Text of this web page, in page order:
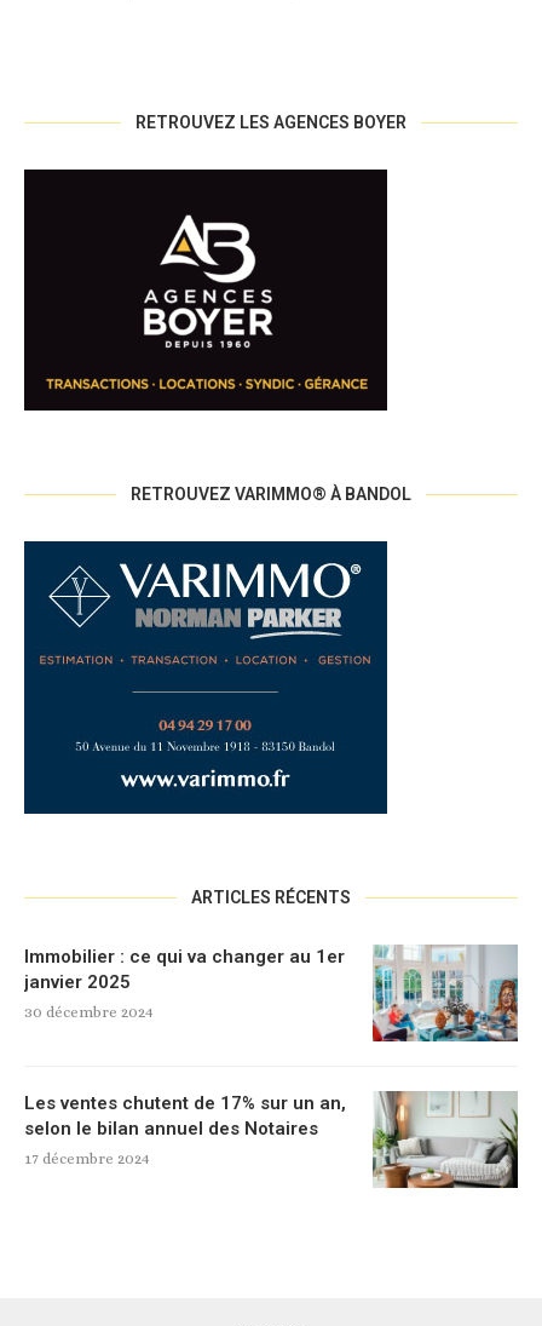
RETROUVEZ LES AGENCES BOYER
RETROUVEZ VARIMMO® À BANDOL
ARTICLES RÉCENTS
Immobilier : ce qui va changer au 1er
janvier 2025
30 décembre 2024
Les ventes chutent de 17% sur un an,
selon le bilan annuel des Notaires
17 décembre 2024